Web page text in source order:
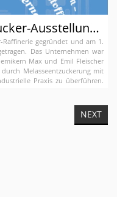
Besondere Objekte für Zucker-Ausstellung gesucht
Raffinerie gegründet und am 1.
Das Unternehmen war
Max und Emil Fleischer
Melasseentzuckerung mit
Praxis zu überführen.
dem auch die Strontian- und
NEXT